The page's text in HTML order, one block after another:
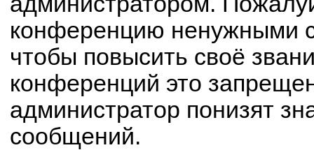
конференцию ненужными
чтобы повысить своё
конференций это
администратор понизят
сообщений.